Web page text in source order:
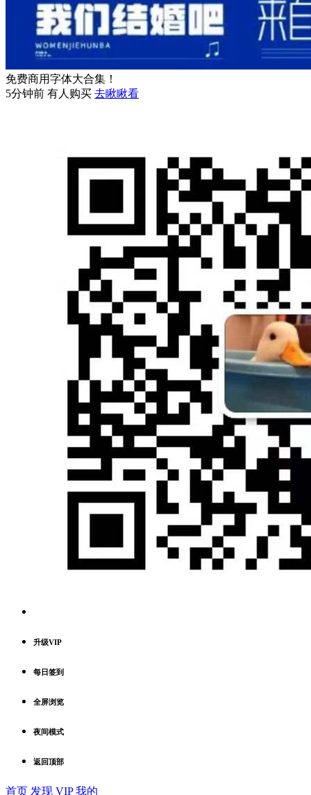
免费商用字体大合集！
5分钟前 有人购买 去瞅瞅看
升级VIP
每日签到
全屏浏览
夜间模式
返回顶部
首页 发现 VIP 我的